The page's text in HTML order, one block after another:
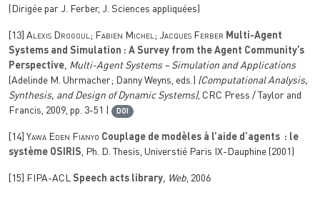
(Dirigée par J. Ferber, J. Sciences appliquées)
[13] Alexis Drogoul; Fabien Michel; Jacques Ferber Multi-Agent
Systems and Simulation : A Survey from the Agent Community’s
Perspective, Multi-Agent Systems – Simulation and Applications
(Adelinde M. Uhrmacher; Danny Weyns, eds.) (Computational Analysis,
Synthesis, and Design of Dynamic Systems), CRC Press / Taylor and
Francis, 2009, pp. 3-51 |
DOI
[14] Yawa Eden Fianyo Couplage de modèles à l’aide d’agents : le
système OSIRIS, Ph. D. Thesis, Universtié Paris IX-Dauphine (2001)
[15] FIPA-ACL Speech acts library, Web, 2006